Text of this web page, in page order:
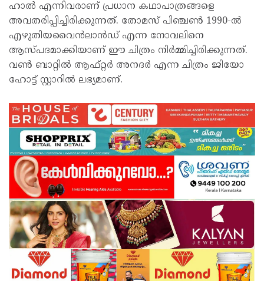
ഹാൽ എന്നിവരാണ് പ്രധാന കഥാപാത്രങ്ങളെ
അവതരിപ്പിച്ചിരിക്കുന്നത്. തോമസ് പിഞ്ചൺ 1990-ൽ
എഴുതിയവൈൻലാൻഡ് എന്ന നോവലിനെ
ആസ്പദമാക്കിയാണ് ഈ ചിത്രം നിർമ്മിച്ചിരിക്കുന്നത്.
വൺ ബാറ്റിൽ ആഫ്റ്റർ അനദർ എന്ന ചിത്രം ജിയോ
ഹോട്ട് സ്റ്റാറിൽ ലഭ്യമാണ്.